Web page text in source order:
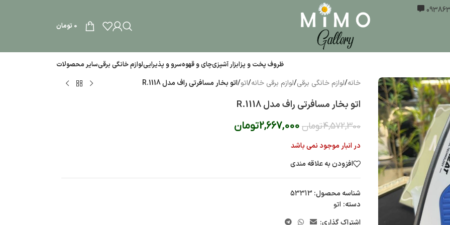
0 تومان
ظروف پخت و پزابزار آشپزیچای و قهوهسرو و پذیراییلوازم خانگی برقیسایر محصولات
خانه/لوازم خانگی برقی/لوازم برقی خانه/اتو/اتو بخار مسافرتی راف مدل R.1118
اتو بخار مسافرتی راف مدل R.1118
4,572,300تومان 2,667,000تومان
در انبار موجود نمی باشد
افزودن به علاقه مندی
شناسه محصول: 53313
دسته: اتو
اشتراک گذاری: